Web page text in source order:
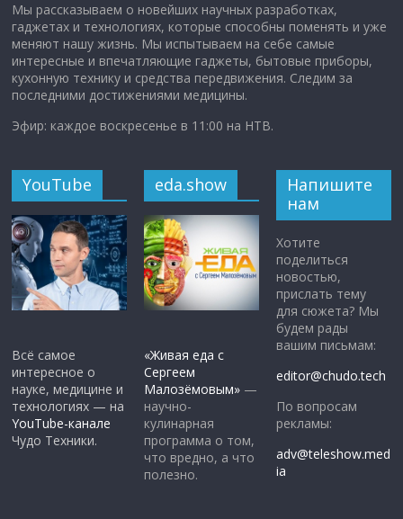
Мы рассказываем о новейших научных разработках,
гаджетах и технологиях, которые способны поменять и уже
меняют нашу жизнь. Мы испытываем на себе самые
интересные и впечатляющие гаджеты, бытовые приборы,
кухонную технику и средства передвижения. Следим за
последними достижениями медицины.
Эфир: каждое воскресенье в 11:00 на НТВ.
YouTube
Всё самое
интересное о
науке, медицине и
технологиях — на
YouTube-канале
Чудо Техники.
eda.show
«Живая еда с
Сергеем
Малозёмовым» —
научно-
кулинарная
программа о том,
что вредно, а что
полезно.
Напишите
нам
Хотите
поделиться
новостью,
прислать тему
для сюжета? Мы
будем рады
вашим письмам:
editor@chudo.tech
По вопросам
рекламы:
adv@teleshow.med
ia